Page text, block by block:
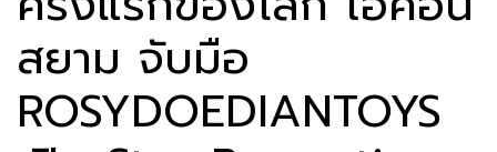
สยาม จับมือ
ROSYDOEDIANTOYS